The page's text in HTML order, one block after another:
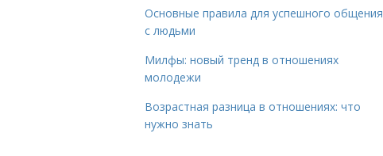
Основные правила для успешного общения
с людьми
Милфы: новый тренд в отношениях
молодежи
Возрастная разница в отношениях: что
нужно знать